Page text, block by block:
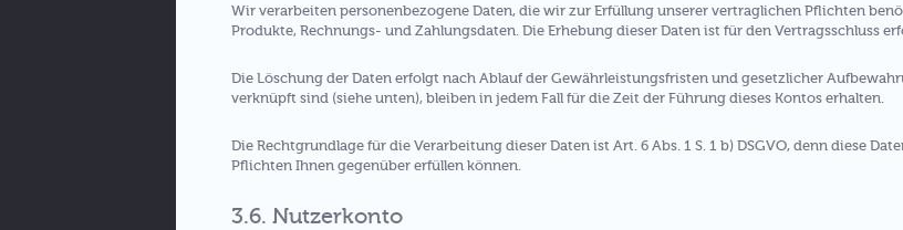
Wir verarbeiten personenbezogene Daten, die wir zur Erfüllung unserer vertraglichen Pflichten
Produkte, Rechnungs- und Zahlungsdaten. Die Erhebung dieser Daten ist für den Vertragsschluss
Die Löschung der Daten erfolgt nach Ablauf der Gewährleistungsfristen und gesetzlicher
verknüpft sind (siehe unten), bleiben in jedem Fall für die Zeit der Führung dieses Kontos erhalten.
Die Rechtgrundlage für die Verarbeitung dieser Daten ist Art. 6 Abs. 1 S. 1 b) DSGVO, denn diese
Pflichten Ihnen gegenüber erfüllen können.
3.6. Nutzerkonto